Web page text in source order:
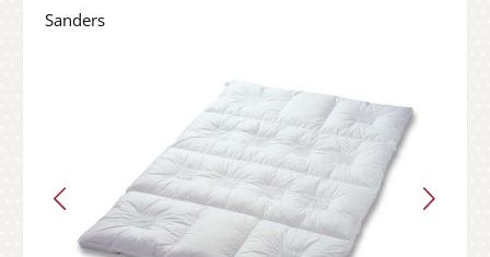
Sanders
Bildergalerie überspringen